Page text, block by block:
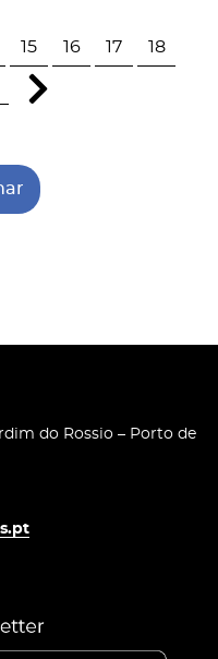
15 16 17 18
do Rossio – Porto de